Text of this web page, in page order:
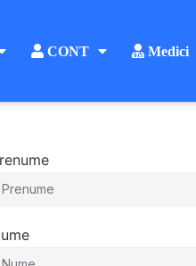
CONT Medici